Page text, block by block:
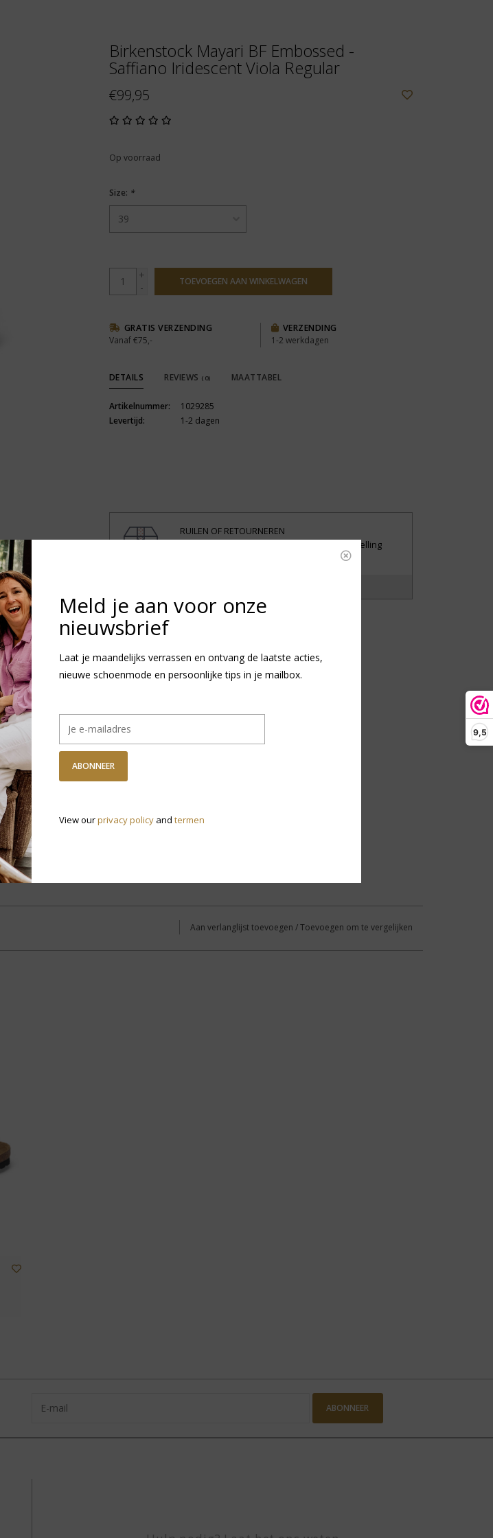
9,5
Birkenstock Mayari BF Embossed -
Saffiano Iridescent Viola Regular
€99,95
Op voorraad
Size: *
+
-
TOEVOEGEN AAN WINKELWAGEN
GRATIS VERZENDING
Vanaf €75,-
VERZENDING
1-2 werkdagen
DETAILS REVIEWS (0) MAATTABEL
Artikelnummer:
1029285
Levertijd:
1-2 dagen
RUILEN OF RETOURNEREN
Niet tevreden met je aankoop? Stuur je bestelling
Aan verlanglijst toevoegen /Toevoegen om te vergelijken
ABONNEER
Meld je aan voor onze
nieuwsbrief
Laat je maandelijks verrassen en ontvang de laatste acties,
nieuwe schoenmode en persoonlijke tips in je mailbox.
ABONNEER
View ourprivacy policy and termen